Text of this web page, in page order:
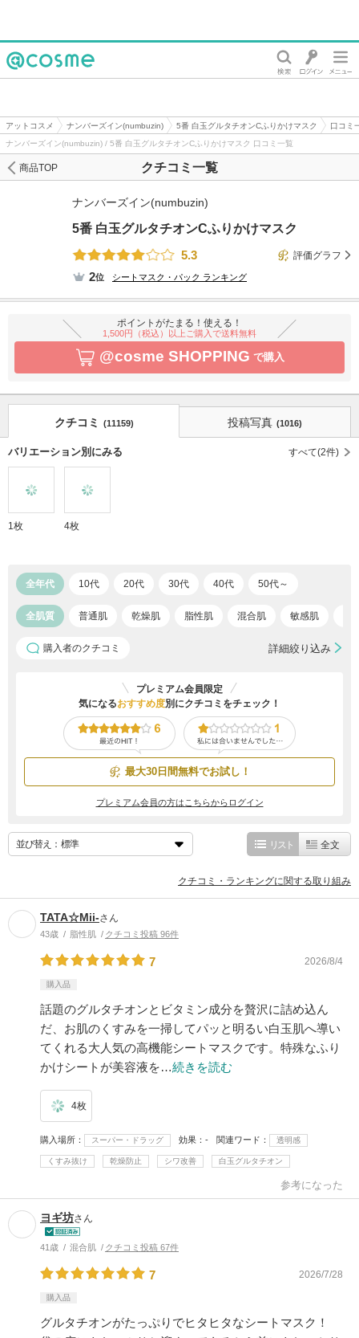
アットコスメ ナンバーズイン(numbuzin) 5番 白玉グルタチオンCふりかけマスク
口コミ
ナンバーズイン(numbuzin) / 5番 白玉グルタチオンCふりかけマスク 口コミ一覧
クチコミ一覧
商品TOP
ナンバーズイン(numbuzin)
5番 白玉グルタチオンCふりかけマスク
5.3
評価グラフ
2位 シートマスク・パック ランキング
ポイントがたまる！使える！
1,500円（税込）以上ご購入で送料無料
@cosme SHOPPING で購入
クチコミ (11159) 投稿写真 (1016)
バリエーション別にみる すべて(2件)
1枚 4枚
全年代 10代 20代 30代 40代 50代～
全肌質 普通肌 乾燥肌 脂性肌 混合肌 敏感肌
購入者のクチコミ 詳細絞り込み
プレミアム会員限定
気になるおすすめ度別にクチコミをチェック！
最大30日間無料でお試し！
プレミアム会員の方はこちらからログイン
並び替え： リスト 全文
クチコミ・ランキングに関する取り組み
TATA☆Mii-さん
43歳 脂性肌 クチコミ投稿 96件
7 2026/8/4
購入品
話題のグルタチオンとビタミン成分を贅沢に詰め込ん
だ、お肌のくすみを一掃してパッと明るい白玉肌へ導い
てくれる大人気の高機能シートマスクです。特殊なふり
かけシートが美容液を…続きを読む
4枚
購入場所 スーパー・ドラッグ 効果 - 関連ワード 透明感
くすみ抜け 乾燥防止 シワ改善 白玉グルタチオン
参考になった
ヨギ坊さん
41歳 混合肌 クチコミ投稿 67件
7 2026/7/28
購入品
グルタチオンがたっぷりでヒタヒタなシートマスク！